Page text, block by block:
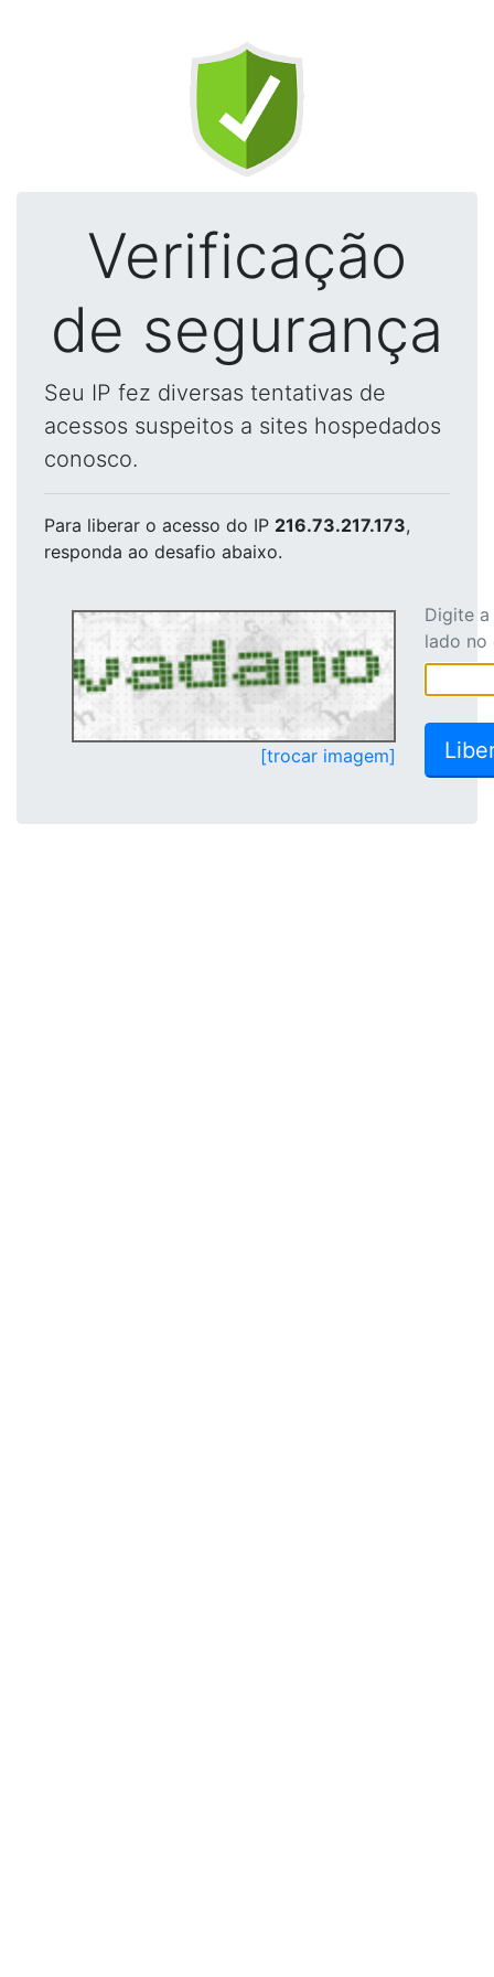
Verificação
de segurança
Seu IP fez diversas tentativas de
acessos suspeitos a sites hospedados
conosco.
Para liberar o acesso do IP 216.73.217.173,
responda ao desafio abaixo.
[trocar imagem]
Digite
lado no